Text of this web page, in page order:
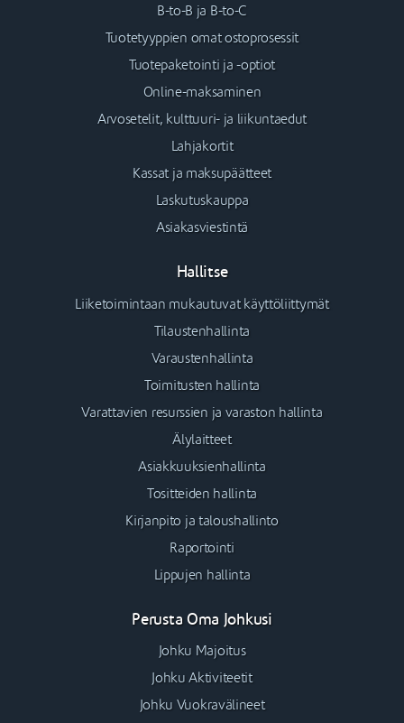
B-to-B ja B-to-C
Tuotetyyppien omat ostoprosessit
Tuotepaketointi ja -optiot
Online-maksaminen
Arvosetelit, kulttuuri- ja liikuntaedut
Lahjakortit
Kassat ja maksupäätteet
Laskutuskauppa
Asiakasviestintä
Hallitse
Liiketoimintaan mukautuvat käyttöliittymät
Tilaustenhallinta
Varaustenhallinta
Toimitusten hallinta
Varattavien resurssien ja varaston hallinta
Älylaitteet
Asiakkuuksienhallinta
Tositteiden hallinta
Kirjanpito ja taloushallinto
Raportointi
Lippujen hallinta
Perusta Oma Johkusi
Johku Majoitus
Johku Aktiviteetit
Johku Vuokravälineet